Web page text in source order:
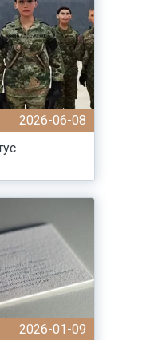
2026-06-08
2026-01-09